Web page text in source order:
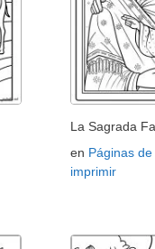
La Sagrada
en Páginas
imprimir